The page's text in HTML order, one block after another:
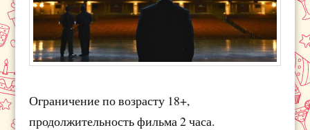
Ограничение по возрасту 18+,
продолжительность фильма 2 часа.